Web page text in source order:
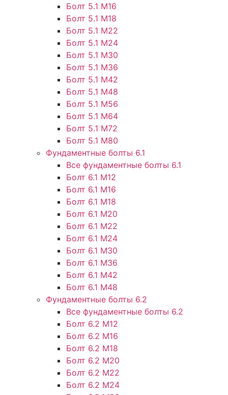
Болт 5.1 М16
Болт 5.1 М18
Болт 5.1 М22
Болт 5.1 М24
Болт 5.1 М30
Болт 5.1 М36
Болт 5.1 М42
Болт 5.1 М48
Болт 5.1 М56
Болт 5.1 М64
Болт 5.1 М72
Болт 5.1 М80
Фундаментные болты 6.1
Все фундаментные болты 6.1
Болт 6.1 М12
Болт 6.1 М16
Болт 6.1 М18
Болт 6.1 М20
Болт 6.1 М22
Болт 6.1 М24
Болт 6.1 М30
Болт 6.1 М36
Болт 6.1 М42
Болт 6.1 М48
Фундаментные болты 6.2
Все фундаментные болты 6.2
Болт 6.2 М12
Болт 6.2 М16
Болт 6.2 М18
Болт 6.2 М20
Болт 6.2 М22
Болт 6.2 М24